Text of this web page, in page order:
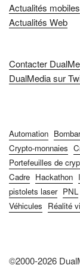
Actualités mobiles
Actualités Web
Contacter
DualMedia sur
Automation
Crypto-monnaies
Portefeuilles de
Cadre Hackathon
pistolets laser PNL
Véhicules Réalité
©2000-2026